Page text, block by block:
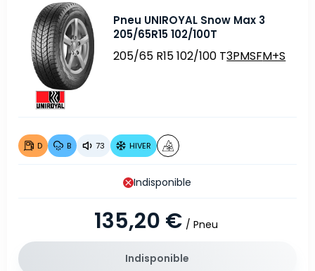
Pneu UNIROYAL Snow Max 3
205/65R15 102/100T
205/65 R15 102/100 T3PMSFM+S
D B 73 HIVER
135,20 € / Pneu
Indisponible
Indisponible